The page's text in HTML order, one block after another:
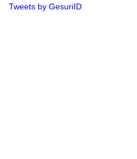
Tweets by GesuriID